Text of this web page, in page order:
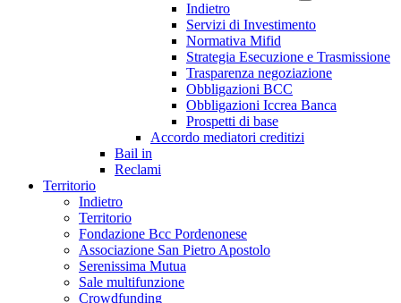
Indietro
Servizi di Investimento
Normativa Mifid
Strategia Esecuzione e Trasmissione
Trasparenza negoziazione
Obbligazioni BCC
Obbligazioni Iccrea Banca
Prospetti di base
Accordo mediatori creditizi
Bail in
Reclami
Territorio
Indietro
Territorio
Fondazione Bcc Pordenonese
Associazione San Pietro Apostolo
Serenissima Mutua
Sale multifunzione
Crowdfunding